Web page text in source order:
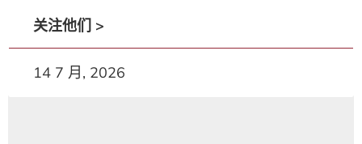
关注他们 >
14 7 月, 2026